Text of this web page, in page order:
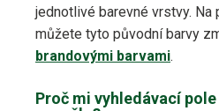
jednotlivé barevné vrstvy. Na
můžete tyto původní barvy
brandovými barvami.
Proč mi vyhledávací